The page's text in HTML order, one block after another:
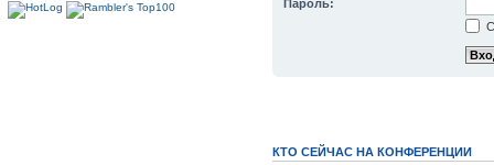
Пароль:
КТО СЕЙЧАС НА КОНФЕРЕНЦИИ